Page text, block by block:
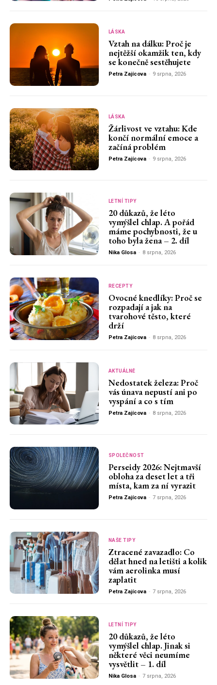
LÁSKA
Vztah na dálku: Proč je
nejtěžší okamžik ten, kdy
se konečně sestěhujete
Petra Zajícova - 9 srpna, 2026
LÁSKA
Žárlivost ve vztahu: Kde
končí normální emoce a
začíná problém
Petra Zajícova - 9 srpna, 2026
LETNÍ TIPY
20 důkazů, že léto
vymýšlel chlap. A pořád
máme pochybnosti, že u
toho byla žena – 2. díl
Nika Glosa - 8 srpna, 2026
RECEPTY
Ovocné knedlíky: Proč se
rozpadají a jak na
tvarohové těsto, které
drží
Petra Zajícova - 8 srpna, 2026
AKTUÁLNĚ
Nedostatek železa: Proč
vás únava nepustí ani po
vyspání a co s tím
Petra Zajícova - 8 srpna, 2026
SPOLEČNOST
Perseidy 2026: Nejtmavší
obloha za deset let a tři
místa, kam za ní vyrazit
Petra Zajícova - 7 srpna, 2026
NAŠE TIPY
Ztracené zavazadlo: Co
dělat hned na letišti a kolik
vám aerolinka musí
zaplatit
Petra Zajícova - 7 srpna, 2026
LETNÍ TIPY
20 důkazů, že léto
vymýšlel chlap. Jinak si
některé věci neumíme
vysvětlit – 1. díl
Nika Glosa - 7 srpna, 2026